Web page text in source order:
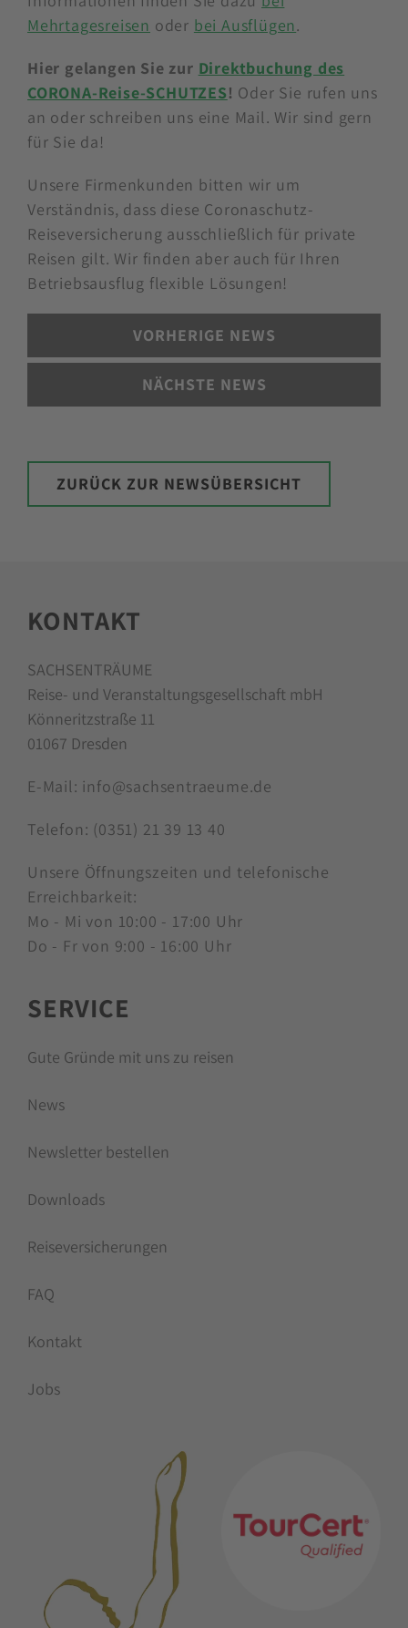
Mehrtagesreisen oder bei Ausflügen.
Hier gelangen Sie zur Direktbuchung des
CORONA-Reise-SCHUTZES! Oder Sie rufen uns
an oder schreiben uns eine Mail. Wir sind gern
für Sie da!
Unsere Firmenkunden bitten wir um
Verständnis, dass diese Coronaschutz-
Reiseversicherung ausschließlich für private
Reisen gilt. Wir finden aber auch für Ihren
Betriebsausflug flexible Lösungen!
VORHERIGE NEWS
NÄCHSTE NEWS
ZURÜCK ZUR NEWSÜBERSICHT
KONTAKT
SACHSENTRÄUME
Reise- und Veranstaltungsgesellschaft mbH
Könneritzstraße 11
01067 Dresden
E-Mail: info@sachsentraeume.de
Telefon: (0351) 21 39 13 40
Unsere Öffnungszeiten und telefonische
Erreichbarkeit:
Mo - Mi von 10:00 - 17:00 Uhr
Do - Fr von 9:00 - 16:00 Uhr
SERVICE
Gute Gründe mit uns zu reisen
News
Newsletter bestellen
Downloads
Reiseversicherungen
FAQ
Kontakt
Jobs
MITGLIEDSCHAFTEN